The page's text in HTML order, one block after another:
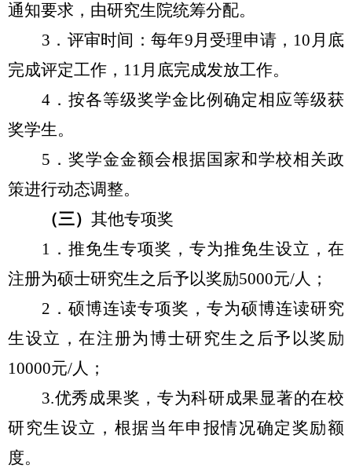
通知要求，由研究生院统筹分配。
3 ．评审时间：每年9月受理申请，10月底
完成评定工作，11月底完成发放工作。
4 ．按各等级奖学金比例确定相应等级获
奖学生。
5 ．奖学金金额会根据国家和学校相关政
策进行动态调整。
（三） 其他专项奖
1 ．推免生专项奖，专为推免生设立，在
注册为硕士研究生之后予以奖励5000元/人；
2 ．硕博连读专项奖，专为硕博连读研究
生设立，在注册为博士研究生之后予以奖励
10000元/人；
3.优秀成果奖，专为科研成果显著的在校
研究生设立，根据当年申报情况确定奖励额
度。